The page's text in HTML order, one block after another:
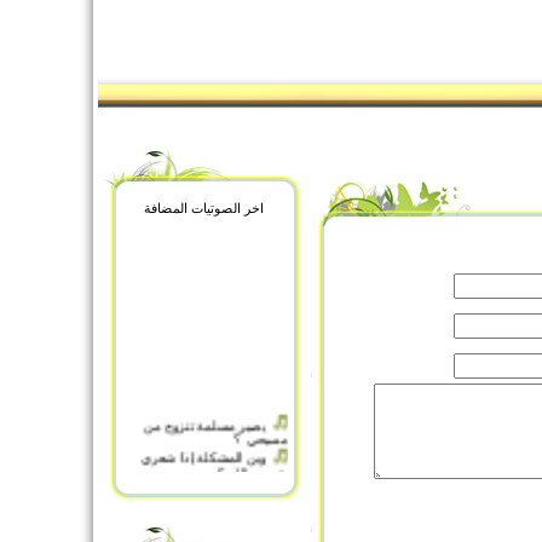
اخر الصوتيات المضافة
يصير مسلمة تتزوج من
مسيحي ؟
وين المشكلة إذا شعري
شوي طالع ؟